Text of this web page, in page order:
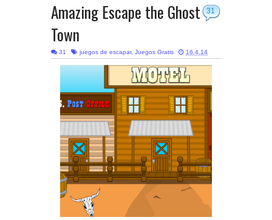
31
Amazing Escape the Ghost
Town
31 juegos de escapar, Juegos Gratis 16.4.14